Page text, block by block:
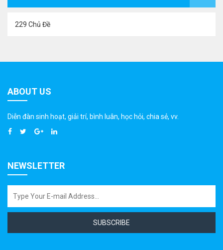
229 Chủ Đề
ABOUT US
Diễn đàn sinh hoạt, giải trí, bình luân, học hỏi, chia sẻ, vv.
NEWSLETTER
SUBSCRIBE